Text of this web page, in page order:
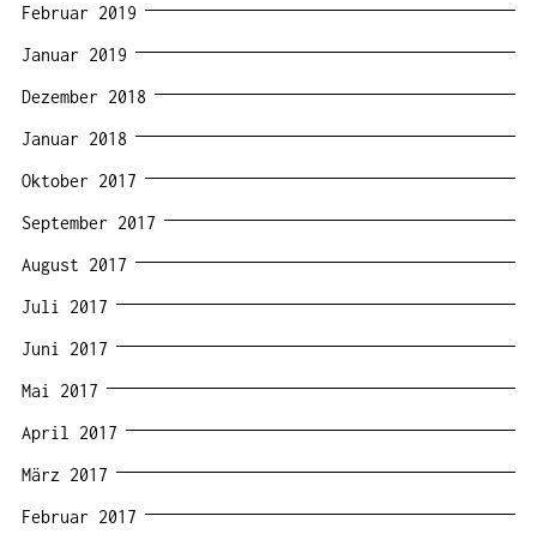
Februar 2019
Januar 2019
Dezember 2018
Januar 2018
Oktober 2017
September 2017
August 2017
Juli 2017
Juni 2017
Mai 2017
April 2017
März 2017
Februar 2017